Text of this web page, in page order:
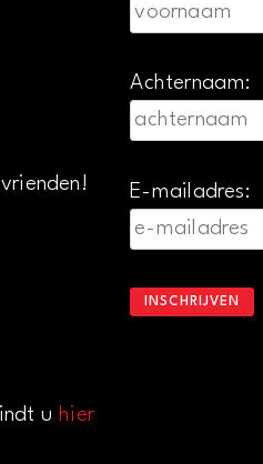
u hier
Achternaam:
E-mailadres: